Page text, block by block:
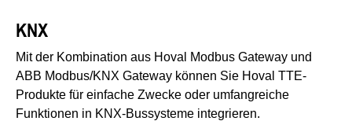
KNX
Mit der Kombination aus Hoval Modbus Gateway und
ABB Modbus/KNX Gateway können Sie Hoval TTE-
Produkte für einfache Zwecke oder umfangreiche
Funktionen in KNX-Bussysteme integrieren.